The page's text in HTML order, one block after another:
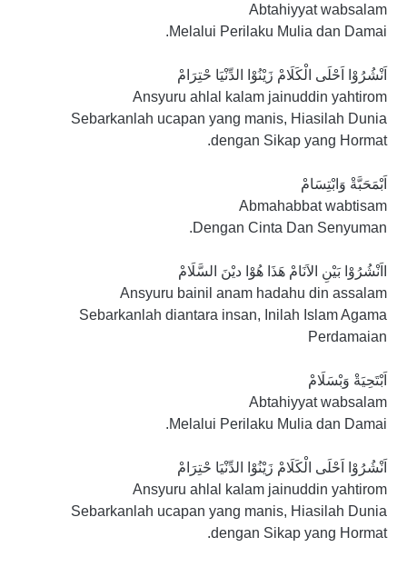
Abtahiyyat wabsalam
Melalui Perilaku Mulia dan Damai.
اَنْشُرُوْا اَحْلَى الْكَلَامْ زَيْنُوْا الدِّنْيَا حْتِرَامْ
Ansyuru ahlal kalam jainuddin yahtirom
Sebarkanlah ucapan yang manis, Hiasilah Dunia
dengan Sikap yang Hormat.
اَبْمَحَبَّةْ وَابْتِسَامْ
Abmahabbat wabtisam
Dengan Cinta Dan Senyuman.
ااَنْشُرُوْا بَيْنِ الاَنَامْ هَذَا هُوْا ديْنَ السَّلَامْ
Ansyuru bainil anam hadahu din assalam
Sebarkanlah diantara insan, Inilah Islam Agama
Perdamaian
اَبْتَحِيَةْ وَبْسَلَامْ
Abtahiyyat wabsalam
Melalui Perilaku Mulia dan Damai.
اَنْشُرُوْا اَحْلَى الْكَلَامْ زَيْنُوْا الدِّنْيَا حْتِرَامْ
Ansyuru ahlal kalam jainuddin yahtirom
Sebarkanlah ucapan yang manis, Hiasilah Dunia
dengan Sikap yang Hormat.